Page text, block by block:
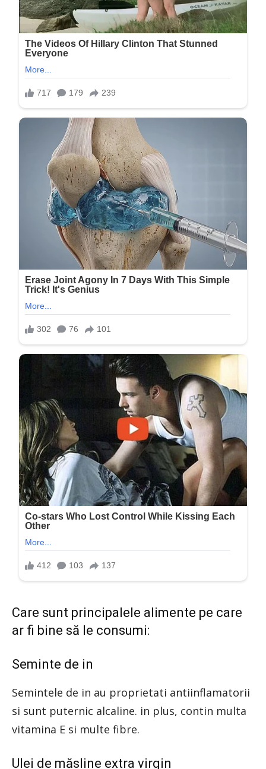
Care sunt principalele alimente pe care
ar fi bine să le consumi:
Seminte de in
Semintele de in au proprietati antiinflamatorii
si sunt puternic alcaline. in plus, contin multa
vitamina E si multe fibre.
Ulei de măsline extra virgin